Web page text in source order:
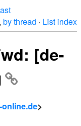
, by thread · List index
[de-
online.de>